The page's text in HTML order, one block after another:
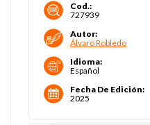
Cod.:
727939
Autor:
Álvaro Robledo
Idioma:
Español
Fecha De Edición:
2025